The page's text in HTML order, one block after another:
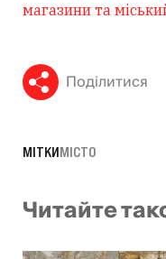
магазини та
Поділитися
МІТКИМІСТО
Читайте